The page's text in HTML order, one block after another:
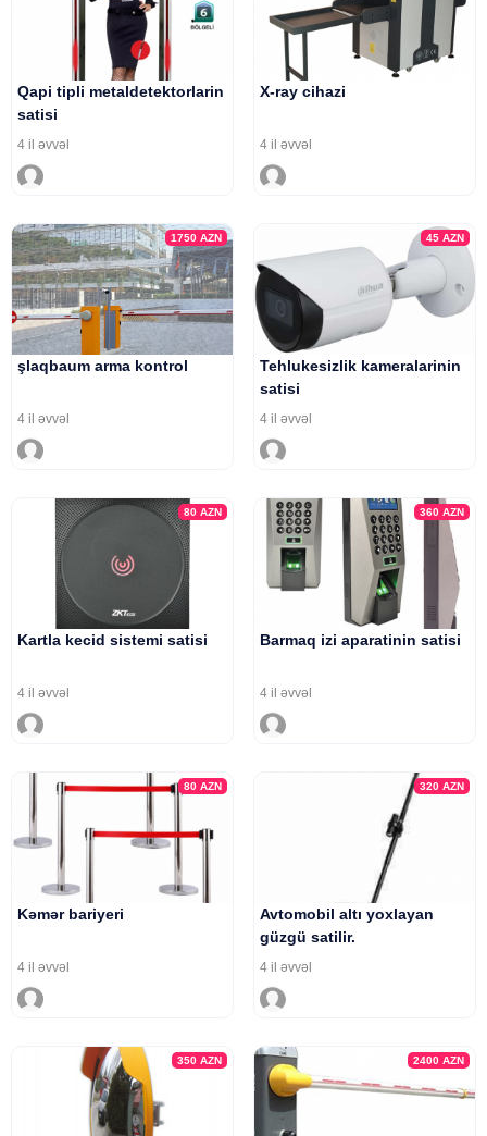
Qapi tipli metaldetektorlarin
satisi
4 il əvvəl
X-ray cihazi
4 il əvvəl
1750AZN
şlaqbaum arma kontrol
4 il əvvəl
45 AZN
Tehlukesizlik kameralarinin
satisi
4 il əvvəl
80AZN
Kartla kecid sistemi satisi
4 il əvvəl
360 AZN
Barmaq izi aparatinin satisi
4 il əvvəl
80AZN
Kəmər bariyeri
4 il əvvəl
320 AZN
Avtomobil altı yoxlayan
güzgü satilir.
4 il əvvəl
350AZN 2400 AZN